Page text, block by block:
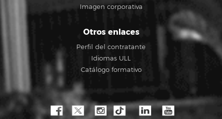
Imagen corporativa
Otros enlaces
Perfil del contratante
Idiomas ULL
Catálogo formativo